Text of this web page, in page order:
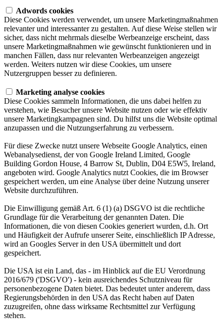
Adwords cookies
Diese Cookies werden verwendet, um unsere Marketingmaßnahmen
relevanter und interessanter zu gestalten. Auf diese Weise stellen wir
sicher, dass nicht mehrmals dieselbe Werbeanzeige erscheint, dass
unsere Marketingmaßnahmen wie gewünscht funktionieren und in
manchen Fällen, dass nur relevanten Werbeanzeigen angezeigt
werden. Weiters nutzen wir diese Cookies, um unsere
Nutzergruppen besser zu definieren.
Marketing analyse cookies
Diese Cookies sammeln Informationen, die uns dabei helfen zu
verstehen, wie Besucher unsere Website nutzen oder wie effektiv
unsere Marketingkampagnen sind. Du hilfst uns die Website optimal
anzupassen und die Nutzungserfahrung zu verbessern.
Für diese Zwecke nutzt unsere Webseite Google Analytics, einen
Webanalysedienst, der von Google Ireland Limited, Google
Building Gordon House, 4 Barrow St, Dublin, D04 E5W5, Ireland,
angeboten wird. Google Analytics nutzt Cookies, die im Browser
gespeichert werden, um eine Analyse über deine Nutzung unserer
Website durchzuführen.
Die Einwilligung gemäß Art. 6 (1) (a) DSGVO ist die rechtliche
Grundlage für die Verarbeitung der genannten Daten. Die
Informationen, die von diesen Cookies generiert wurden, d.h. Ort
und Häufigkeit der Aufrufe unserer Seite, einschließlich IP Adresse,
wird an Googles Server in den USA übermittelt und dort
gespeichert.
Die USA ist ein Land, das - im Hinblick auf die EU Verordnung
2016/679 ('DSGVO') - kein ausreichendes Schutzniveau für
personenbezogene Daten bietet. Das bedeutet unter anderem, dass
Regierungsbehörden in den USA das Recht haben auf Daten
zuzugreifen, ohne dass wirksame Rechtsmittel zur Verfügung
stehen.